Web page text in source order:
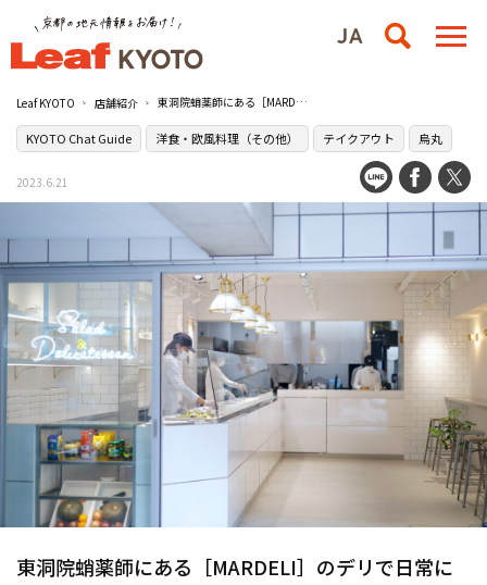
Leaf KYOTO 店舗紹介 東洞院蛸薬師にある［MARDELI］のデリで日常にちょっとした特別を
KYOTO Chat Guide 洋食・欧風料理（その他） テイクアウト 烏丸
2023.6.21
東洞院蛸薬師にある［MARDELI］のデリで日常に